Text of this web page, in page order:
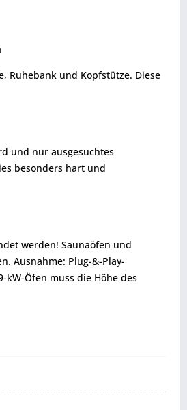
Ruhebank und Kopfstütze. Diese
und nur ausgesuchtes
besonders hart und
werden! Saunaöfen und
Ausnahme: Plug-&-Play-
Öfen muss die Höhe des